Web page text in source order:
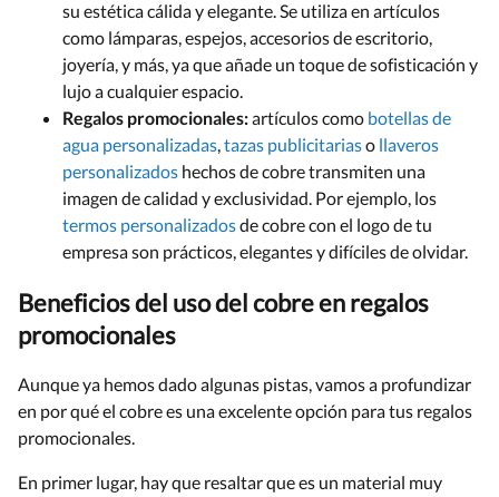
su estética cálida y elegante. Se utiliza en artículos
como lámparas, espejos, accesorios de escritorio,
joyería, y más, ya que añade un toque de sofisticación y
lujo a cualquier espacio.
Regalos promocionales:artículos como botellas de
agua personalizadas,tazas publicitariaso llaveros
personalizados hechos de cobre transmiten una
imagen de calidad y exclusividad. Por ejemplo, los
termos personalizadosde cobre con el logo de tu
empresa son prácticos, elegantes y difíciles de olvidar.
Beneficios del uso del cobre en regalos
promocionales
Aunque ya hemos dado algunas pistas, vamos a profundizar
en por qué el cobre es una excelente opción para tus regalos
promocionales.
En primer lugar, hay que resaltar que es un material muy